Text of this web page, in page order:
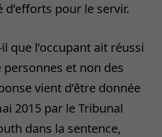
pour le servir.
que l’occupant ait réussi
et non des
vient d’être donnée
2015 par le Tribunal
dans la sentence,